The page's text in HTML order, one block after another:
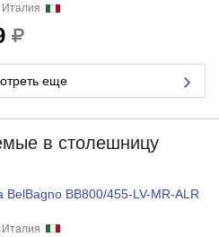
Италия
еще
в столешницу
BelBagno BB800/455-LV-MR-ALR
Италия